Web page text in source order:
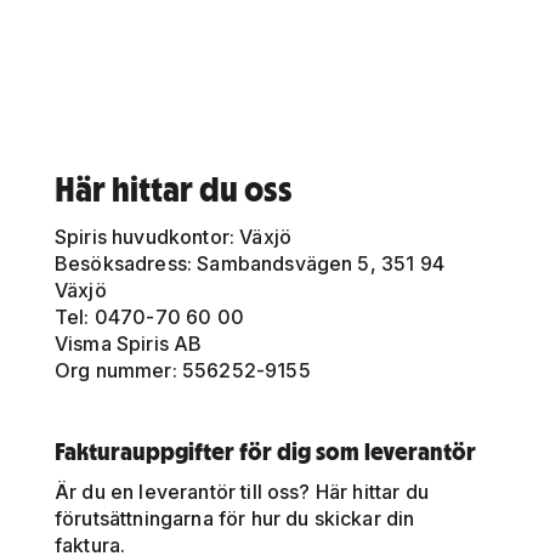
Här hittar du oss
Spiris huvudkontor: Växjö
Besöksadress: Sambandsvägen 5, 351 94
Växjö
Tel: 0470-70 60 00
Visma Spiris AB
Org nummer: 556252-9155
Fakturauppgifter för dig som leverantör
Är du en leverantör till oss? Här hittar du
förutsättningarna för hur du skickar din
faktura.